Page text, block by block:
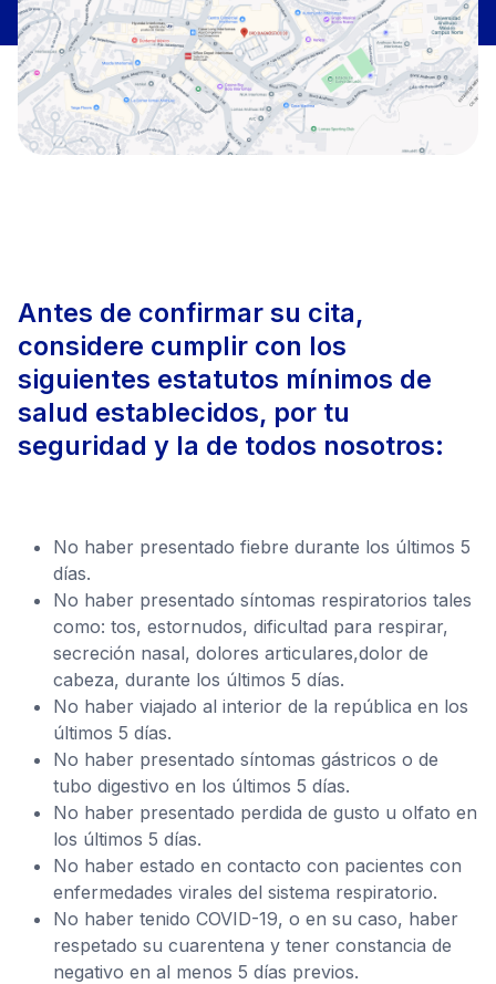
Antes de confirmar su cita,
considere cumplir con los
siguientes estatutos mínimos de
salud establecidos, por tu
seguridad y la de todos nosotros:
No haber presentado fiebre durante los últimos 5
días.
No haber presentado síntomas respiratorios tales
como: tos, estornudos, dificultad para respirar,
secreción nasal, dolores articulares,dolor de
cabeza, durante los últimos 5 días.
No haber viajado al interior de la república en los
últimos 5 días.
No haber presentado síntomas gástricos o de
tubo digestivo en los últimos 5 días.
No haber presentado perdida de gusto u olfato en
los últimos 5 días.
No haber estado en contacto con pacientes con
enfermedades virales del sistema respiratorio.
No haber tenido COVID-19, o en su caso, haber
respetado su cuarentena y tener constancia de
negativo en al menos 5 días previos.